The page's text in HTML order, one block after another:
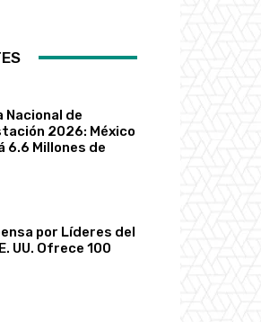
Nacional de
2026: México
6.6 Millones de
por Líderes del
UU. Ofrece 100